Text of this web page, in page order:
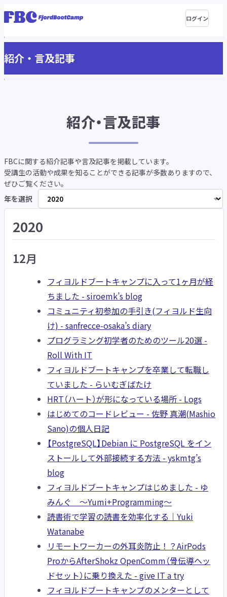
ログイン
紹介・言及記事
紹介・言及記事
FBCに関する紹介記事や言及記事を掲載しています。
受講生の活動や成果を知ることができる記事が多数ありますので、
ぜひご覧ください。
年を選択
2020
12月
フィヨルドブートキャンプに入って1ヶ月が経
ちました - siroemk’s blog
コミュニティ初参加の手引き(フィヨルド生向
け) - sanfrecce-osaka’s diary
プログラミング初学者のためのツール20選 -
Roll With IT
フィヨルドブートキャンプを卒業して転職し
ていました - らいむぎばたけ
HRT（ハート）が形になっている場所 - Logs
はじめてのコードレビュー - 佐野 真潮(Mashio
Sano)の個人日記
【PostgreSQL】Debian に PostgreSQL をイン
ストールして外部接続する方法 - yskmtg’s
blog
フィヨルドブートキャンプはじめました - ゆ
みんぐ ～Yumi+Programming～
読書術で学習の読書を効率化する｜Yuki
Watanabe
リモートワーカーの外耳炎防止！？AirPods
ProからAfterShokz OpenComm（骨伝導ヘッ
ドセット）に乗り換えた - give IT a try
フィヨルドブートキャンプのメンターとして